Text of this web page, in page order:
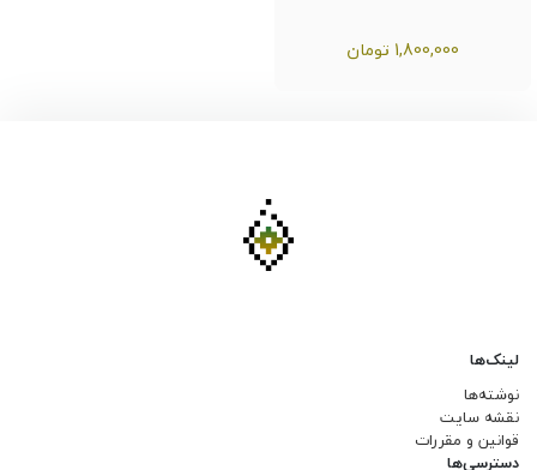
1,800,000 تومان
لینک‌ها
نوشته‌ها
نقشه سایت
قوانین و مقررات
دسترسی‌ها